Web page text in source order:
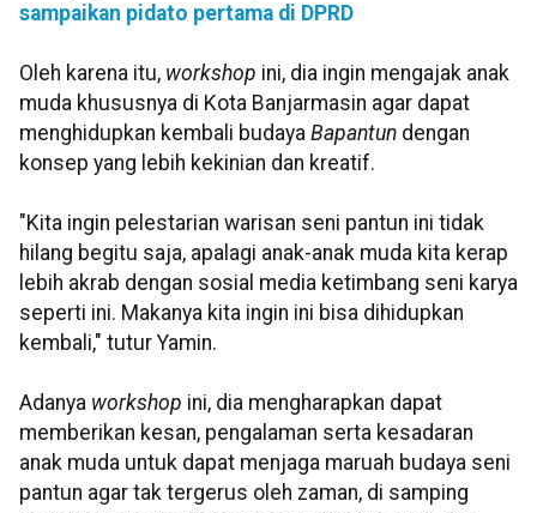
sampaikan pidato pertama di DPRD
Oleh karena itu, workshop ini, dia ingin mengajak anak
muda khususnya di Kota Banjarmasin agar dapat
menghidupkan kembali budaya Bapantun dengan
konsep yang lebih kekinian dan kreatif.
"Kita ingin pelestarian warisan seni pantun ini tidak
hilang begitu saja, apalagi anak-anak muda kita kerap
lebih akrab dengan sosial media ketimbang seni karya
seperti ini. Makanya kita ingin ini bisa dihidupkan
kembali," tutur Yamin.
Adanya workshop ini, dia mengharapkan dapat
memberikan kesan, pengalaman serta kesadaran
anak muda untuk dapat menjaga maruah budaya seni
pantun agar tak tergerus oleh zaman, di samping